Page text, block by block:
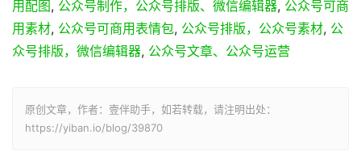
用配图, 公众号制作，公众号排版、微信编辑器, 公众号可商
用素材, 公众号可商用表情包, 公众号排版，公众号素材, 公
众号排版，微信编辑器, 公众号文章、公众号运营
原创文章，作者：壹伴助手，如若转载，请注明出处：
https://yiban.io/blog/39870